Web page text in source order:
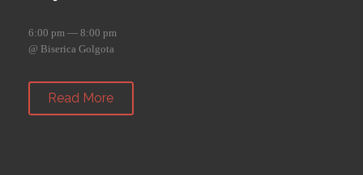
6:00 pm — 8:00 pm
@ Biserica Golgota
Read More